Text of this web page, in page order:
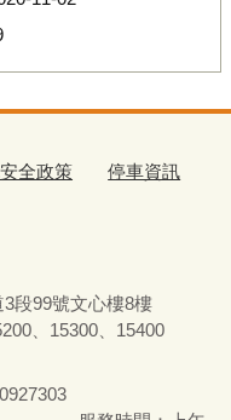
全政策 停車資訊
段99號文心樓8樓
、15300、15400